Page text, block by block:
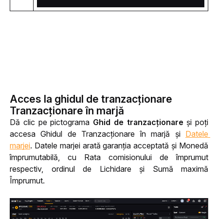
Acces la ghidul de tranzacționare
Tranzacționare în marjă
Dă clic pe pictograma Ghid de tranzacționare și poți
accesa Ghidul de Tranzacționare în marjă și Datele
marjei. Datele marjei arată garanția acceptată și Monedă
împrumutabilă, cu Rata comisionului de împrumut
respectiv, ordinul de Lichidare și Sumă maximă
Împrumut.